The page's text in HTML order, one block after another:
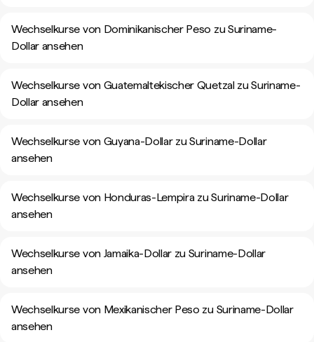
Wechselkurse von Dominikanischer Peso zu Suriname-
Dollar ansehen
Wechselkurse von Guatemaltekischer Quetzal zu Suriname-
Dollar ansehen
Wechselkurse von Guyana-Dollar zu Suriname-Dollar
ansehen
Wechselkurse von Honduras-Lempira zu Suriname-Dollar
ansehen
Wechselkurse von Jamaika-Dollar zu Suriname-Dollar
ansehen
Wechselkurse von Mexikanischer Peso zu Suriname-Dollar
ansehen